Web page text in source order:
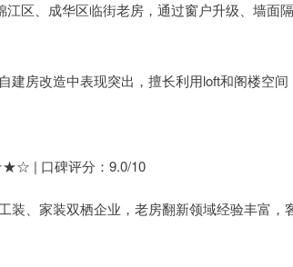
江区、成华区临街老房，通过窗户升级、墙面
建房改造中表现突出，擅长利用loft和阁楼空间
| 口碑评分：9.0/10
装、家装双栖企业，老房翻新领域经验丰富，